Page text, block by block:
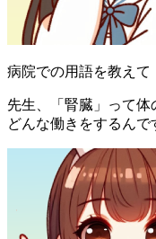
病院での用語を教えて
先生、「腎臓」って体
どんな働きをするんで